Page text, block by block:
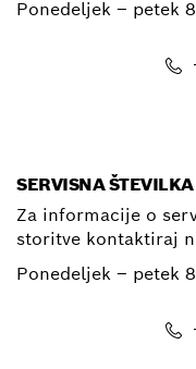
Ponedeljek – petek
SERVISNA ŠTEVILKA
Za informacije o
storitve kontaktiraj
Ponedeljek – petek